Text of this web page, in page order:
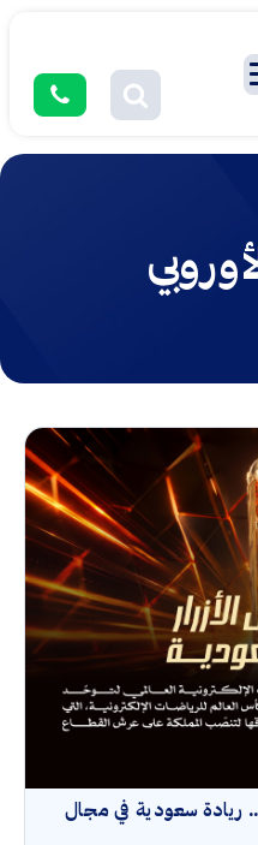
ريادة سعودية في مجال